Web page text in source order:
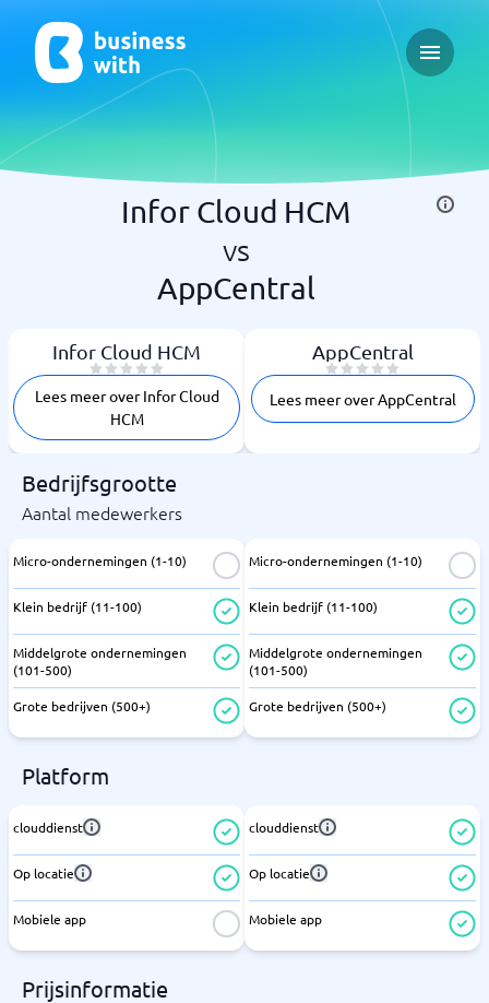
Open
Infor Cloud HCM
vs
AppCentral
Infor Cloud HCM
Lees meer over Infor Cloud
HCM
AppCentral
Lees meer over AppCentral
Bedrijfsgrootte
Aantal medewerkers
Micro-ondernemingen (1-10)
Klein bedrijf (11-100)
Middelgrote ondernemingen
(101-500)
Grote bedrijven (500+)
Micro-ondernemingen (1-10)
Klein bedrijf (11-100)
Middelgrote ondernemingen
(101-500)
Grote bedrijven (500+)
Platform
clouddienst
Op locatie
Mobiele app
clouddienst
Op locatie
Mobiele app
Prijsinformatie